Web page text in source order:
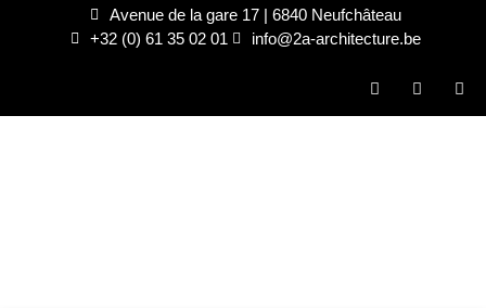
Avenue de la gare 17 | 6840 Neufchâteau
+32 (0) 61 35 02 01
info@2a-architecture.be